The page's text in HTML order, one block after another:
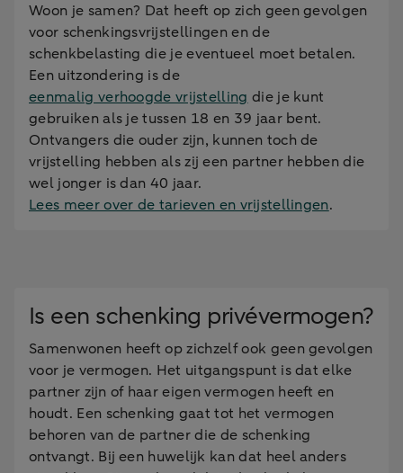
Woon je samen? Dat heeft op zich geen gevolgen
voor schenkingsvrijstellingen en de
schenkbelasting die je eventueel moet betalen.
Een uitzondering is de
eenmalig verhoogde vrijstelling die je kunt
gebruiken als je tussen 18 en 39 jaar bent.
Ontvangers die ouder zijn, kunnen toch de
vrijstelling hebben als zij een partner hebben die
wel jonger is dan 40 jaar.
Lees meer over de tarieven en vrijstellingen.
Is een schenking privévermogen?
Samenwonen heeft op zichzelf ook geen gevolgen
voor je vermogen. Het uitgangspunt is dat elke
partner zijn of haar eigen vermogen heeft en
houdt. Een schenking gaat tot het vermogen
behoren van de partner die de schenking
ontvangt. Bij een huwelijk kan dat heel anders